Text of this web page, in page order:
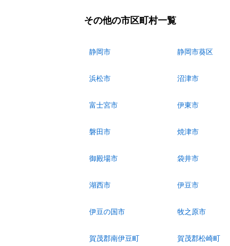
その他の市区町村一覧
静岡市 静岡市葵区
浜松市 沼津市
富士宮市 伊東市
磐田市 焼津市
御殿場市 袋井市
湖西市 伊豆市
伊豆の国市 牧之原市
賀茂郡南伊豆町 賀茂郡松崎町